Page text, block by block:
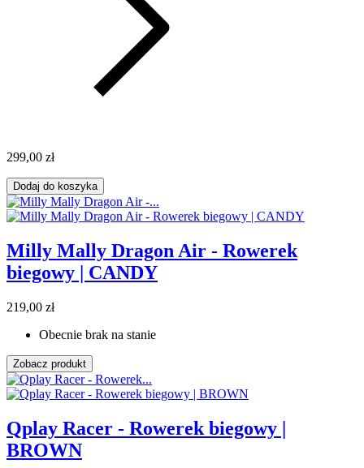
299,00 zł
Dodaj do koszyka
Milly Mally Dragon Air - Rowerek
biegowy | CANDY
219,00 zł
Obecnie brak na stanie
Zobacz produkt
Qplay Racer - Rowerek biegowy |
BROWN